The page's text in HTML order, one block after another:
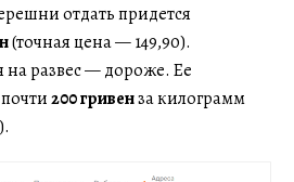
отдать придется
(точная цена — 149,90).
развес — дороже. Ее
200 гривенза килограмм